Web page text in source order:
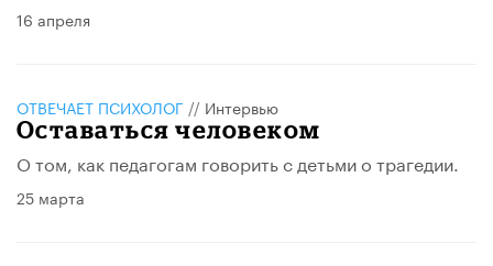
16 апреля
ОТВЕЧАЕТ ПСИХОЛОГ // Интервью
Оставаться человеком
О том, как педагогам говорить с детьми о трагедии.
25 марта